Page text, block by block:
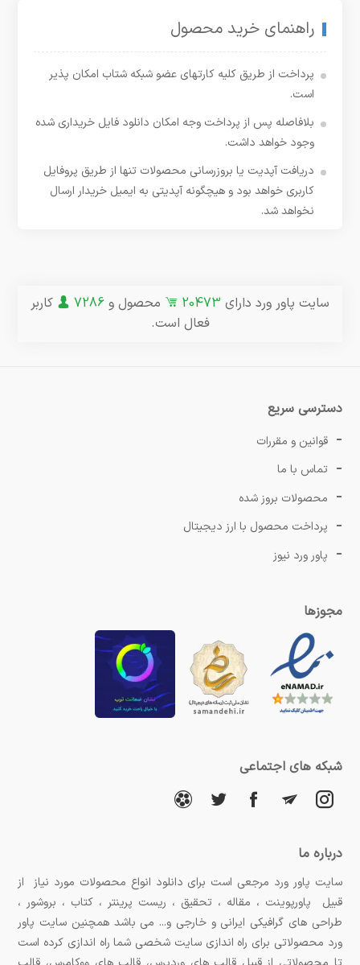
راهنمای خرید محصول
پرداخت از طریق کلیه کارتهای عضو شبکه شتاب امکان پذیر
است.
بلافاصله پس از پرداخت وجه امکان دانلود فایل خریداری شده
وجود خواهد داشت.
دریافت آپدیت یا بروزرسانی محصولات تنها از طریق پروفایل
کاربری خواهد بود و هیچگونه آپدیتی به ایمیل خریدار ارسال
نخواهد شد.
سایت پاور ورد دارای 20473 محصول و 7286
کاربر
فعال است.
دسترسی سریع
قوانین و مقررات
تماس با ما
محصولات بروز شده
پرداخت محصول با ارز دیجیتال
پاور ورد نیوز
مجوزها
شبکه های اجتماعی
درباره ما
سایت پاور ورد مرجعی است برای دانلود انواع محصولات مورد نیاز از
قبیل پاورپوینت ، مقاله ، تحقیق ، ریست پرینتر ، کتاب ، بروشور ،
طراحی های گرافیکی ایرانی و خارجی و... می باشد همچنین سایت پاور
ورد محصولاتی برای راه اندازی سایت شخصی شما راه اندازی کرده است